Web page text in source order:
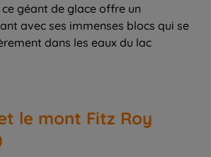
ce géant de glace offre un
avec ses immenses blocs qui se
dans les eaux du lac
le mont Fitz Roy